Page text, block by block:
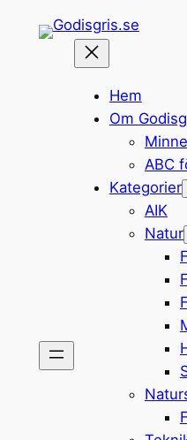
Hem
Om
ABC
Kategorier
AIK
Natur